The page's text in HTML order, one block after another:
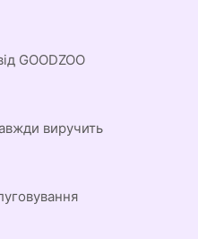
GOODZOO
виручить